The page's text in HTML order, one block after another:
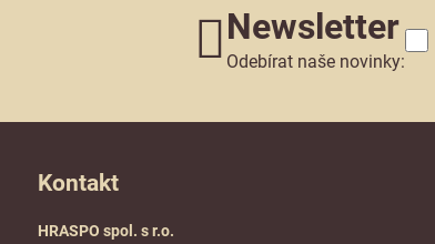
Newsletter
Odebírat naše novinky:
Kontakt
HRASPO spol. s r.o.